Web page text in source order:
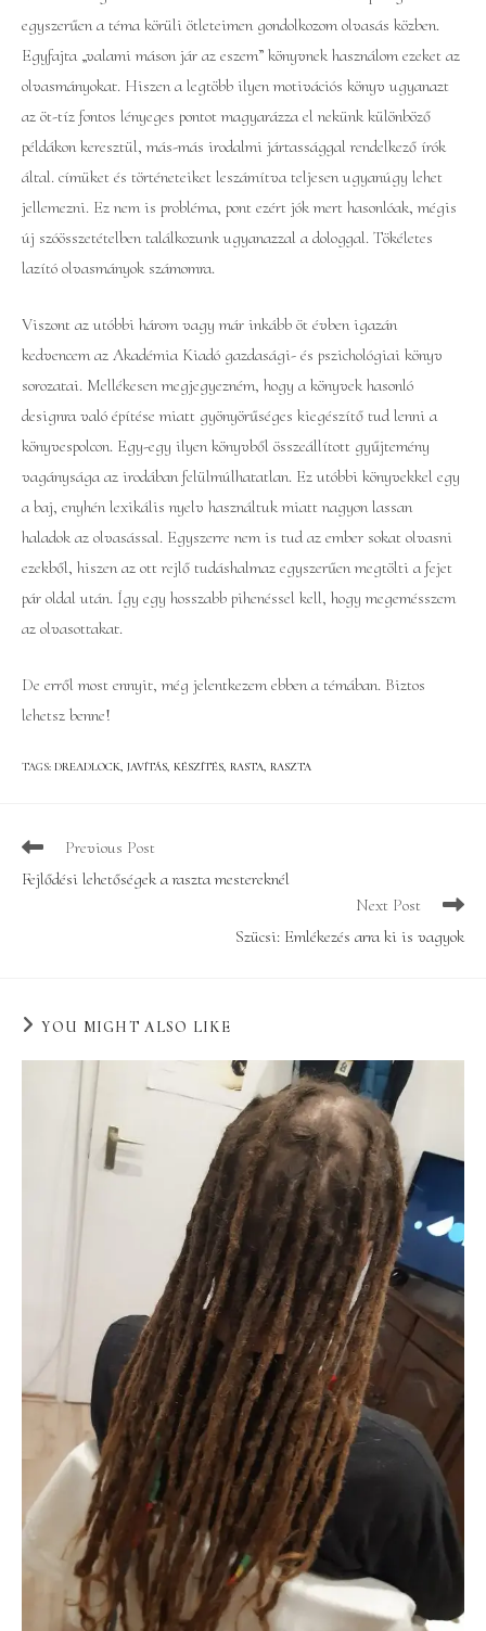
egyszerűen a téma körüli ötleteimen gondolkozom olvasás közben.
Egyfajta „valami máson jár az eszem” könyvnek használom ezeket az
olvasmányokat. Hiszen a legtöbb ilyen motivációs könyv ugyanazt
az öt-tíz fontos lényeges pontot magyarázza el nekünk különböző
példákon keresztül, más-más irodalmi jártassággal rendelkező írók
által. címüket és történeteiket leszámítva teljesen ugyanúgy lehet
jellemezni. Ez nem is probléma, pont ezért jók mert hasonlóak, mégis
új szóösszetételben találkozunk ugyanazzal a dologgal. Tökéletes
lazító olvasmányok számomra.
Viszont az utóbbi három vagy már inkább öt évben igazán
kedvencem az Akadémia Kiadó gazdasági- és pszichológiai könyv
sorozatai. Mellékesen megjegyezném, hogy a könyvek hasonló
designra való építése miatt gyönyörűséges kiegészítő tud lenni a
könyvespolcon. Egy-egy ilyen könyvből összeállított gyűjtemény
vagánysága az irodában felülmúlhatatlan. Ez utóbbi könyvekkel egy
a baj, enyhén lexikális nyelv használtuk miatt nagyon lassan
haladok az olvasással. Egyszerre nem is tud az ember sokat olvasni
ezekből, hiszen az ott rejlő tudáshalmaz egyszerűen megtölti a fejet
pár oldal után. Így egy hosszabb pihenéssel kell, hogy megemésszem
az olvasottakat.
De erről most ennyit, még jelentkezem ebben a témában. Biztos
lehetsz benne!
TAGS: DREADLOCK, JAVÍTÁS, KÉSZÍTÉS, RASTA, RASZTA
Read
articles
Previous Post
Fejlődési lehetőségek a raszta mestereknél
Next Post
Szücsi: Emlékezés arra ki is vagyok
YOU MIGHT ALSO LIKE